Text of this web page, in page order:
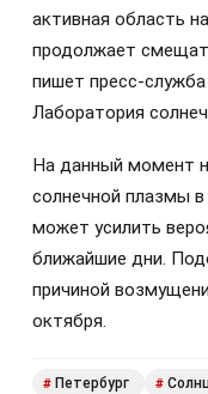
активная область
продолжает
пишет пресс-
Лаборатория
На данный момент
солнечной плазмы
может усилить
ближайшие дни.
причиной
октября.
# Петербург #